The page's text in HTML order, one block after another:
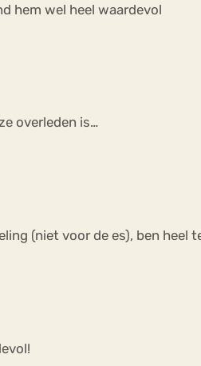
hem wel heel waardevol
overleden is…
(niet voor de es), ben heel